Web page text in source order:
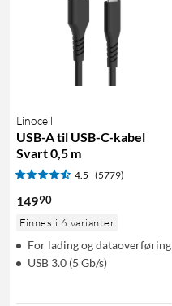
Linocell
USB-A til USB-C-kabel
Svart 0,5 m
4.5 (5779)
14990
Finnes i 6 varianter
For lading og dataoverføring
USB 3.0 (5 Gb/s)